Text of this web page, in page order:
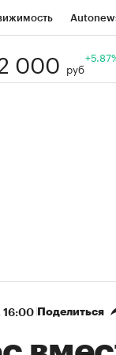
000 руб
16:00 Поделиться